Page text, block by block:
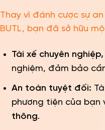
Thay vì đánh cược sự
BUTL, bạn đã sở hữu
Tài xế chuyên
nghiệm, đảm bảo
An toàn tuyệt đối:
phương tiện của bạn
thông.